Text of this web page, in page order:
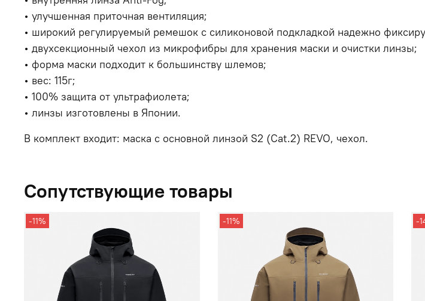
• улучшенная приточная вентиляция;
• широкий регулируемый ремешок с силиконовой подкладкой надежно
• двухсекционный чехол из микрофибры для хранения маски и очистки линзы;
• форма маски подходит к большинству шлемов;
• вес: 115г;
• 100% защита от ультрафиолета;
• линзы изготовлены в Японии.
В комплект входит: маска с основной линзой S2 (Cat.2) REVO, чехол.
Сопутствующие товары
-11% -11% -